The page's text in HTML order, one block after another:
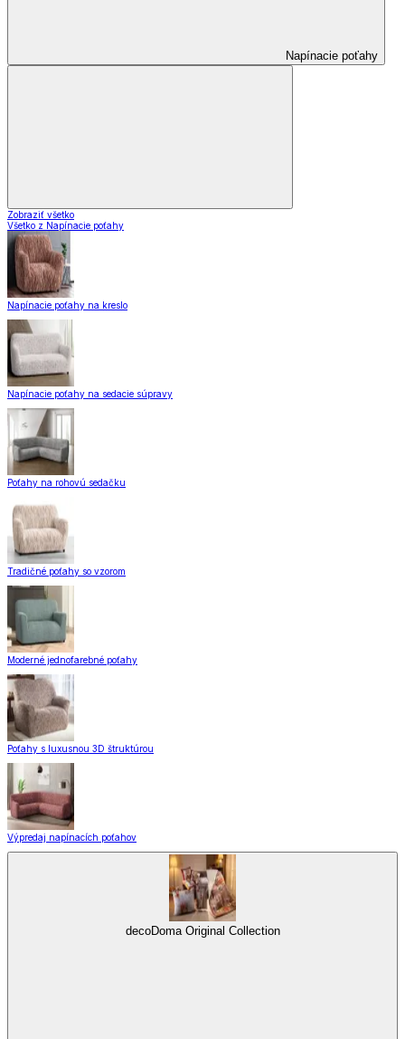
Napínacie poťahy
Zobraziť všetko
Všetko z Napínacie poťahy
Napínacie poťahy na kreslo
Napínacie poťahy na sedacie súpravy
Poťahy na rohovú sedačku
Tradičné poťahy so vzorom
Moderné jednofarebné poťahy
Poťahy s luxusnou 3D štruktúrou
Výpredaj napínacích poťahov
decoDoma Original Collection